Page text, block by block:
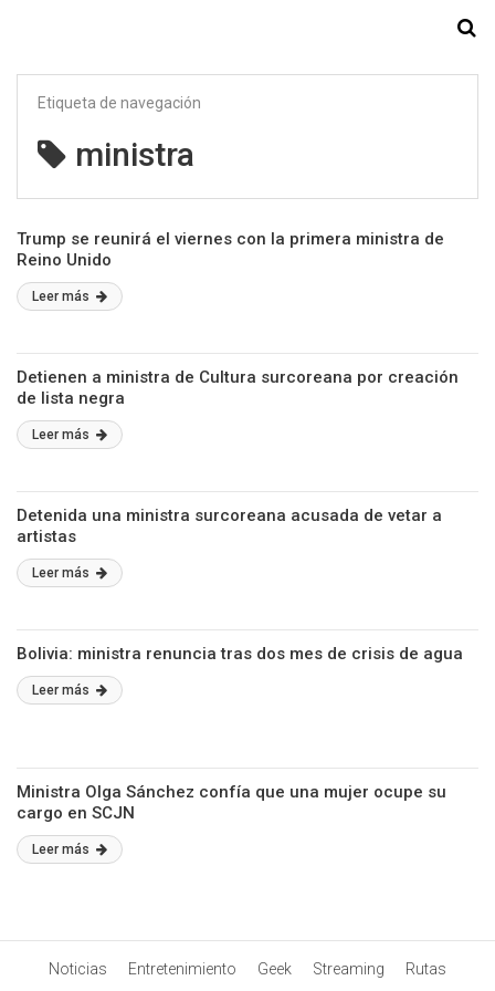
Etiqueta de navegación
ministra
Trump se reunirá el viernes con la primera ministra de
Reino Unido
Leer más
Detienen a ministra de Cultura surcoreana por creación
de lista negra
Leer más
Detenida una ministra surcoreana acusada de vetar a
artistas
Leer más
Bolivia: ministra renuncia tras dos mes de crisis de agua
Leer más
Ministra Olga Sánchez confía que una mujer ocupe su
cargo en SCJN
Leer más
Noticias Entretenimiento Geek Streaming
Rutas